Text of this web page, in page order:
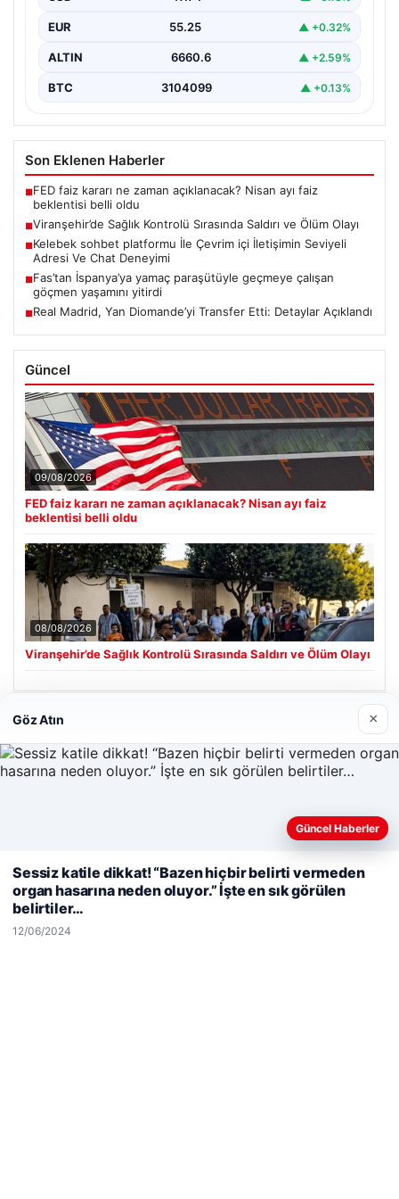
kontrolü…
EUR 55.25 ▲ +0.32%
ALTIN 6660.6 ▲ +2.59%
BTC 3104099 ▲ +0.13%
Son Eklenen Haberler
■FED faiz kararı ne zaman açıklanacak? Nisan ayı faiz
beklentisi belli oldu
■Viranşehir’de Sağlık Kontrolü Sırasında Saldırı ve Ölüm Olayı
■Kelebek sohbet platformu İle Çevrim içi İletişimin Seviyeli
Adresi Ve Chat Deneyimi
■Fas’tan İspanya’ya yamaç paraşütüyle geçmeye çalışan
göçmen yaşamını yitirdi
■Real Madrid, Yan Diomande’yi Transfer Etti: Detaylar Açıklandı
Güncel
09/08/2026
FED faiz kararı ne zaman açıklanacak? Nisan ayı faiz
beklentisi belli oldu
08/08/2026
Viranşehir’de Sağlık Kontrolü Sırasında Saldırı ve Ölüm Olayı
Son Eklenen Firmalar
Hastaş Beton
© 2026 Şiir Forum – Güncel Haberler
deneyiminizi kişiselleştirmek ve geliştirmek amacıyla çerezler
kullanıyoruz.Çerez Politikamız
Göz Atın ×
Güncel Haberler
Sessiz katile dikkat! “Bazen hiçbir belirti vermeden
organ hasarına neden oluyor.” İşte en sık görülen
belirtiler…
12/06/2024